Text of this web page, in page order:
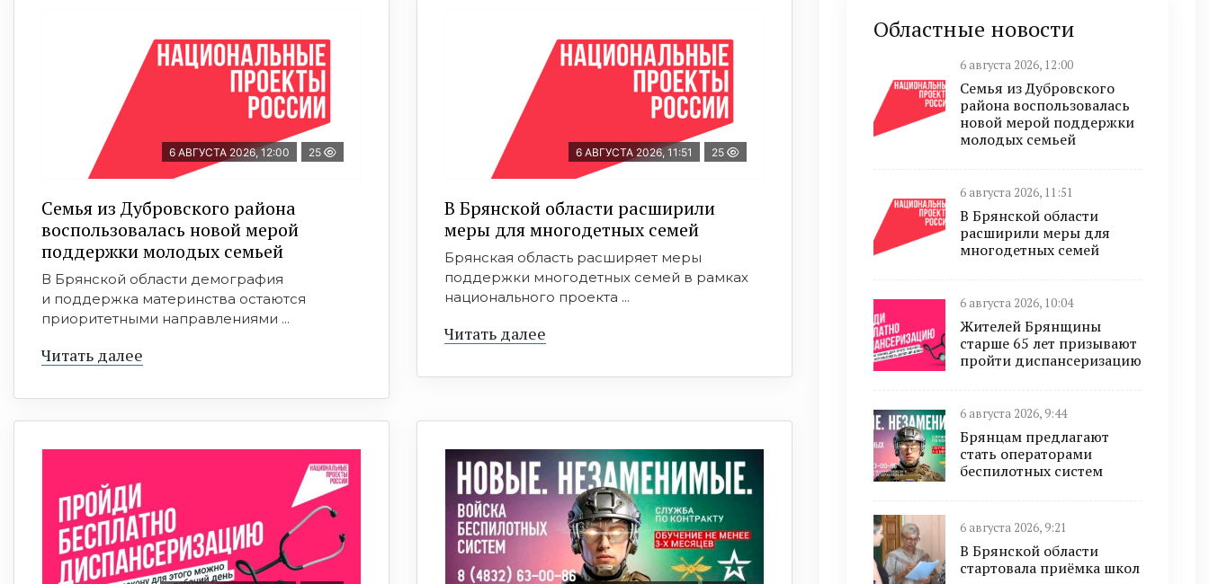
6 АВГУСТА 2026, 12:00 25
Семья из Дубровского района
воспользовалась новой мерой
поддержки молодых семьей
В Брянской области демография
и поддержка материнства остаются
приоритетными направлениями ...
Читать далее
6 АВГУСТА 2026, 11:51 25
В Брянской области расширили
меры для многодетных семей
Брянская область расширяет меры
поддержки многодетных семей в рамках
национального проекта ...
Читать далее
Областные новости
6 августа 2026, 12:00
Семья из Дубровского
района воспользовалась
новой мерой поддержки
молодых семьей
6 августа 2026, 11:51
В Брянской области
расширили меры для
многодетных семей
6 августа 2026, 10:04
Жителей Брянщины
старше 65 лет призывают
пройти диспансеризацию
6 августа 2026, 9:44
Брянцам предлагают
cтать оперaтoрами
бeспилотных систeм
6 августа 2026, 9:21
В Брянской области
стартовала приёмка школ